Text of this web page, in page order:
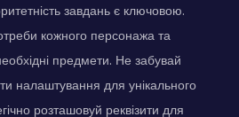
завдань є ключовою.
кожного персонажа та
предмети. Не забувай
налаштування для унікального
розташовуй реквізити для